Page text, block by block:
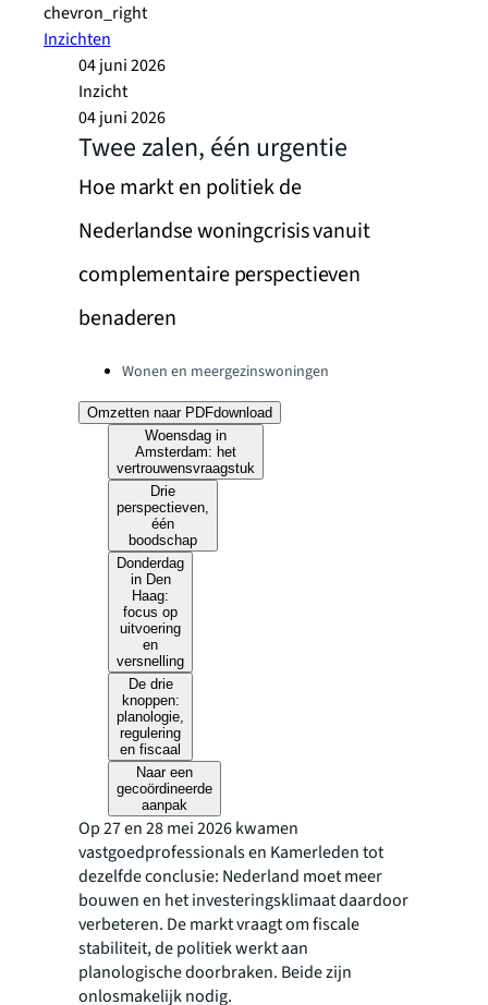
chevron_right
Inzichten
04 juni 2026
Inzicht
04 juni 2026
Twee zalen, één urgentie
Hoe markt en politiek de
Nederlandse woningcrisis vanuit
complementaire perspectieven
benaderen
Categories:Wonen en meergezinswoningen
Omzetten naar PDFdownload
Woensdag in
Amsterdam: het
vertrouwensvraagstuk
Drie
perspectieven,
één
boodschap
Donderdag
in Den
Haag:
focus op
uitvoering
en
versnelling
De drie
knoppen:
planologie,
regulering
en fiscaal
Naar een
gecoördineerde
aanpak
Op 27 en 28 mei 2026 kwamen
vastgoedprofessionals en Kamerleden tot
dezelfde conclusie: Nederland moet meer
bouwen en het investeringsklimaat daardoor
verbeteren. De markt vraagt om fiscale
stabiliteit, de politiek werkt aan
planologische doorbraken. Beide zijn
onlosmakelijk nodig.